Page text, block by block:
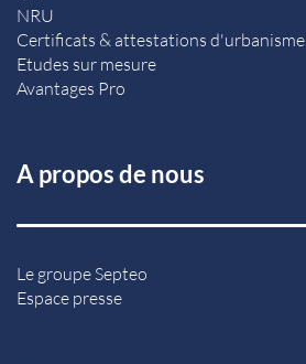
NRU
Certificats & attestations d'urbanisme
Etudes sur mesure
Avantages Pro
A propos de nous
Le groupe Septeo
Espace presse